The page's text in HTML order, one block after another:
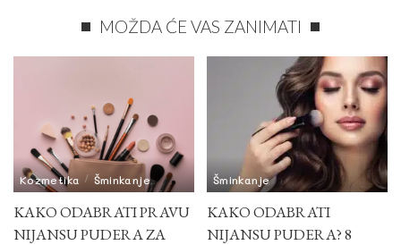
MOŽDA ĆE VAS ZANIMATI
Kozmetika Šminkanje
KAKO ODABRATI PRAVU
NIJANSU PUDERA ZA
Šminkanje
KAKO ODABRATI
NIJANSU PUDERA? 8